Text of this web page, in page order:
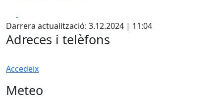
Darrera actualització: 3.12.2024 | 11:04
Adreces i telèfons
Accedeix
Meteo